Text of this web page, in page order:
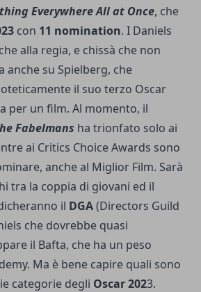
Everywhere All at Once, che
con 11 nomination. I Daniels
alla regia, e chissà che non
anche su Spielberg, che
il suo terzo Oscar
per un film. Al momento, il
Fabelmans ha trionfato solo ai
ai Critics Choice Awards sono
anche al Miglior Film. Sarà
tra la coppia di giovani ed il
il DGA(Directors Guild
che dovrebbe quasi
il Bafta, che ha un peso
Ma è bene capire quali sono
categorie degli Oscar 2023.